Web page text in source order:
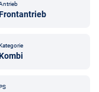
Kategorie
PS